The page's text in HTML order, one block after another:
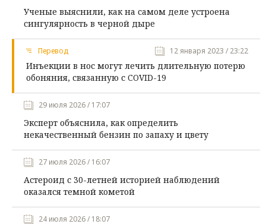
Ученые выяснили, как на самом деле устроена
сингулярность в черной дыре
Перевод 12 января 2023 / 23:22
Инъекции в нос могут лечить длительную потерю
обоняния, связанную с COVID-19
29 июля 2026 / 17:07
Эксперт объяснила, как определить
некачественный бензин по запаху и цвету
27 июля 2026 / 16:07
Астероид с 30-летней историей наблюдений
оказался темной кометой
24 июля 2026 / 18:07